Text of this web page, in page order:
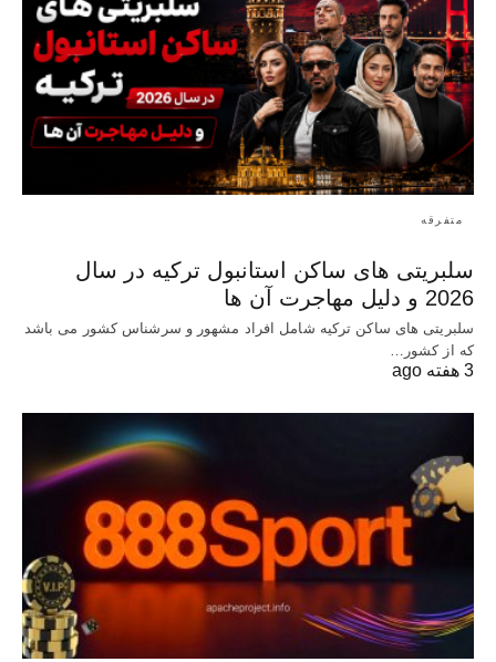
متفرقه
سلبریتی های ساکن استانبول ترکیه در سال
2026 و دلیل مهاجرت آن ها
سلبریتی های ساکن ترکیه شامل افراد مشهور و سرشناس کشور می باشد
که از کشور…
3 هفته ago